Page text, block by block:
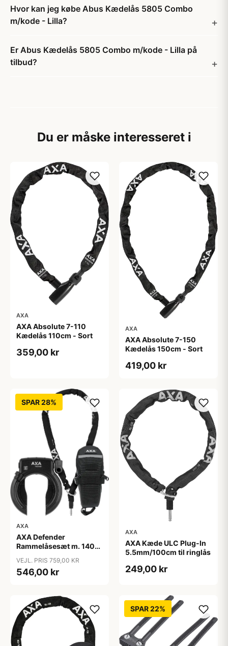
Hvor kan jeg købe Abus Kædelås 5805 Combo
m/kode - Lilla?
Er Abus Kædelås 5805 Combo m/kode - Lilla på
tilbud?
Du er måske interesseret i
AXA
AXA Absolute 7-110
Kædelås 110cm - Sort
359,00 kr
AXA
AXA Absolute 7-150
Kædelås 150cm - Sort
419,00 kr
SPAR 28%
AXA
AXA Defender
Rammelåsesæt m. 140
VEJL. PRIS 759,00 KR
546,00 kr
AXA
AXA Kæde ULC Plug-In
5.5mm/100cm til ringlås
249,00 kr
SPAR 22%